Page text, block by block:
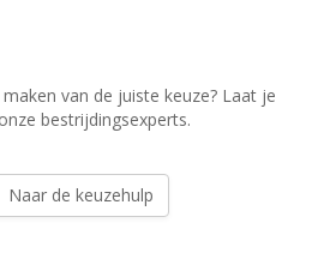
van de juiste keuze? Laat je
bestrijdingsexperts.
Naar de keuzehulp